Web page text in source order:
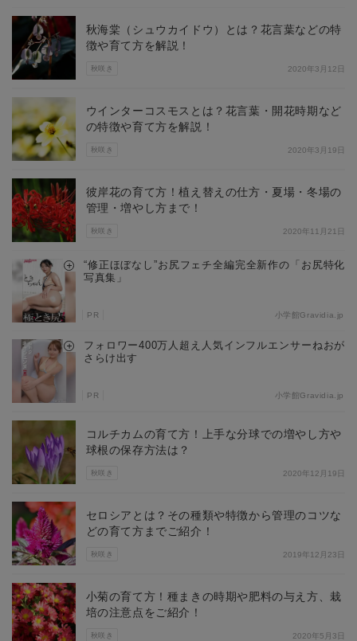
秋咲き
秋海棠（シュウカイドウ）とは？花言葉などの特
徴や育て方を解説！
2020年3月12日
秋咲き
ウインターコスモスとは？花言葉・開花時期など
の特徴や育て方を解説！
2020年3月19日
秋咲き
彼岸花の育て方！植え替えの仕方・夏場・冬場の
管理・増やし方まで！
2020年11月21日
“修正ほぼなし”お尻フェチ全編完全新作の「お尻特化
写真集」
PR 小学館Gravidia.jp
フォロワー400万人超え人気インフルエンサーねおが
さらけ出す
PR 小学館Gravidia.jp
秋咲き
コルチカムの育て方！上手な分球での増やし方や
球根の保存方法は？
2020年12月19日
秋咲き
セロシアとは？その種類や特徴から管理のコツな
どの育て方までご紹介！
2019年12月23日
秋咲き
小菊の育て方！種まきの時期や肥料の与え方、栽
培の注意点をご紹介！
2020年5月3日